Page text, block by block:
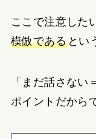
ここで注意した
模倣であるとい
「まだ話さな
ポイントだから